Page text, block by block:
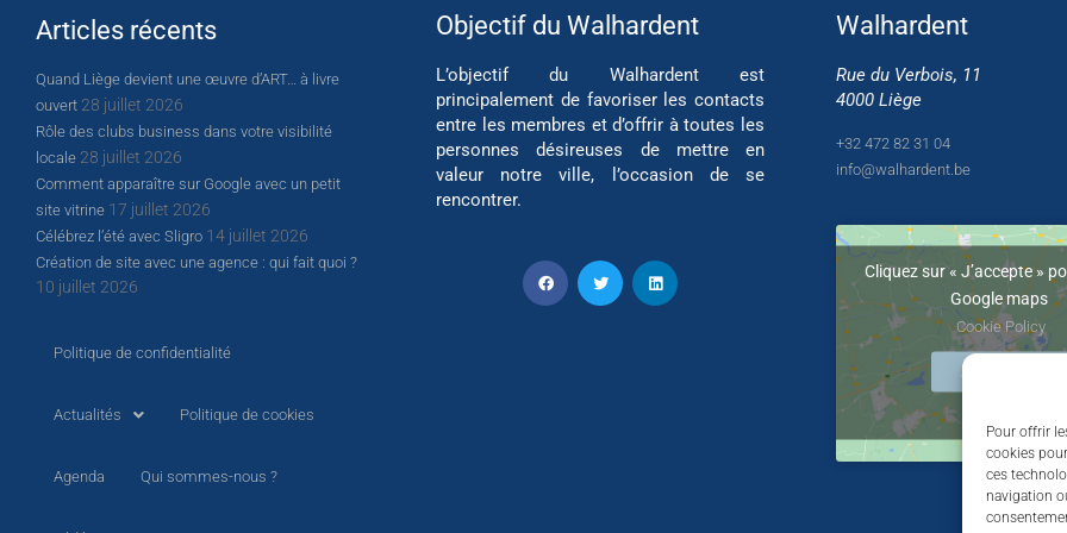
Pour offrir
cookies
ces
navigation
Articles récents
Quand Liège devient une œuvre d’ART… à livre
ouvert 28 juillet 2026
Rôle des clubs business dans votre visibilité
locale 28 juillet 2026
Comment apparaître sur Google avec un petit
site vitrine 17 juillet 2026
Célébrez l’été avec Sligro 14 juillet 2026
Création de site avec une agence : qui fait quoi ?
10 juillet 2026
Politique de confidentialité
Actualités Politique de cookies
Agenda Qui sommes-nous ?
Objectif du Walhardent
L’objectif du Walhardent est
principalement de favoriser les contacts
entre les membres et d’offrir à toutes les
personnes désireuses de mettre en
valeur notre ville, l’occasion de se
rencontrer.
Walhardent
Rue du Verbois, 11
4000 Liège
+32 472 82 31 04
info@walhardent.be
Cliquez sur « J’accepte »
Google maps
Cookie Policy
J’accepte